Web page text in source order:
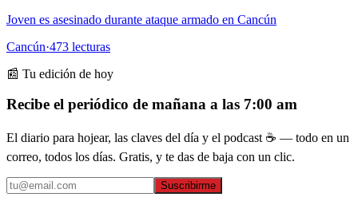
Joven es asesinado durante ataque armado en Cancún
Cancún·473 lecturas
📰 Tu edición de hoy
Recibe el periódico de mañana a las 7:00 am
El diario para hojear, las claves del día y el podcast ☕ — todo en un
correo, todos los días. Gratis, y te das de baja con un clic.
Suscribirme